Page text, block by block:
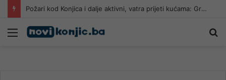
Požari kod Konjica i dalje aktivni, vatra prijeti kućama: Građani uznemireni, gašenje se nastavlja tokom noći
Meni